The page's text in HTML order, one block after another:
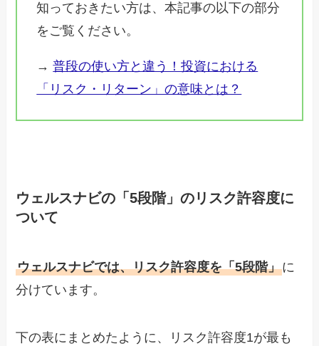
知っておきたい方は、本記事の以下の部分
をご覧ください。
→普段の使い方と違う！投資における
「リスク・リターン」の意味とは？
ウェルスナビの「5段階」のリスク許容度に
ついて
ウェルスナビでは、リスク許容度を「5段階」に
分けています。
下の表にまとめたように、リスク許容度1が最も